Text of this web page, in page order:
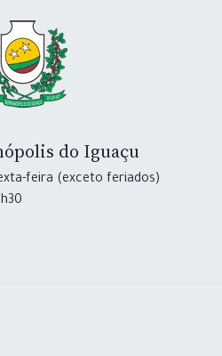
do Iguaçu
feira (exceto feriados)